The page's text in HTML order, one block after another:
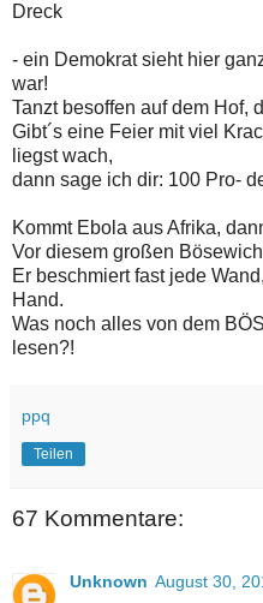
Dreck
- ein Demokrat sieht hier
war!
Tanzt besoffen auf dem Hof,
Gibt´s eine Feier mit viel
liegst wach,
dann sage ich dir: 100 Pro-
Kommt Ebola aus Afrika,
Vor diesem großen
Er beschmiert fast jede
Hand.
Was noch alles von dem
lesen?!
ppq
Teilen
67 Kommentare:
Unknown August 30,